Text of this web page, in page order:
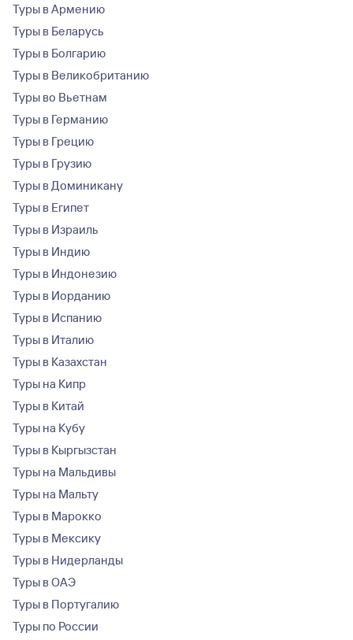
Туры в Армению
Туры в Беларусь
Туры в Болгарию
Туры в Великобританию
Туры во Вьетнам
Туры в Германию
Туры в Грецию
Туры в Грузию
Туры в Доминикану
Туры в Египет
Туры в Израиль
Туры в Индию
Туры в Индонезию
Туры в Иорданию
Туры в Испанию
Туры в Италию
Туры в Казахстан
Туры на Кипр
Туры в Китай
Туры на Кубу
Туры в Кыргызстан
Туры на Мальдивы
Туры на Мальту
Туры в Марокко
Туры в Мексику
Туры в Нидерланды
Туры в ОАЭ
Туры в Португалию
Туры по России